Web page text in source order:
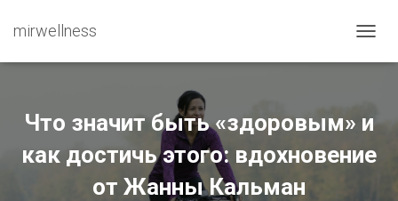
mirwellness
Что значит быть «здоровым» и
как достичь этого: вдохновение
от Жанны Кальман